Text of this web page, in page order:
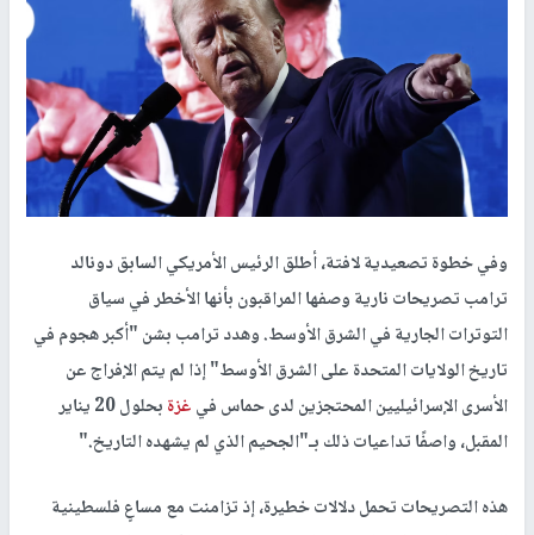
وفي خطوة تصعيدية لافتة، أطلق الرئيس الأمريكي السابق دونالد
ترامب تصريحات نارية وصفها المراقبون بأنها الأخطر في سياق
التوترات الجارية في الشرق الأوسط. وهدد ترامب بشن "أكبر هجوم في
تاريخ الولايات المتحدة على الشرق الأوسط" إذا لم يتم الإفراج عن
الأسرى الإسرائيليين المحتجزين لدى حماس فيغزة
بحلول 20 يناير
المقبل، واصفًا تداعيات ذلك بـ"الجحيم الذي لم يشهده التاريخ".
هذه التصريحات تحمل دلالات خطيرة، إذ تزامنت مع مساعٍ فلسطينية